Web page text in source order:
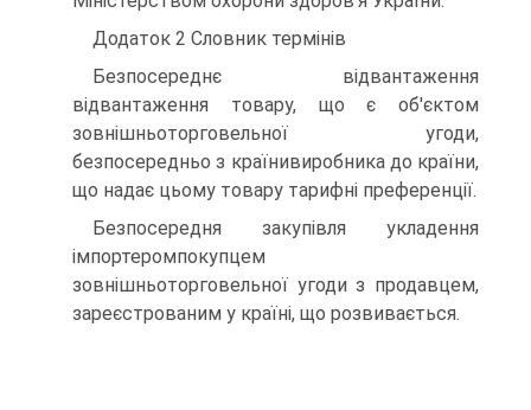
Додаток 2 Словник термінів
Безпосереднє відвантаження
відвантаження товару, що є об'єктом
зовнішньоторговельної угоди,
безпосередньо з країнивиробника до країни,
що надає цьому товару тарифні преференції.
Безпосередня закупівля укладення
імпортеромпокупцем
зовнішньоторговельної угоди з продавцем,
зареєстрованим у країні, що розвивається.